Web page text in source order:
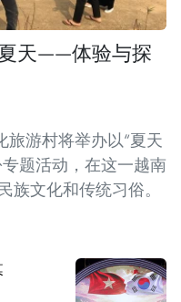
天——体验与探
旅游村将举办以“夏天
题活动，在这一越南
族文化和传统习俗。